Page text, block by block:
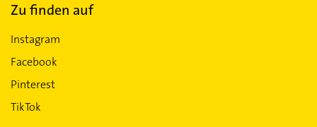
Zu finden auf
Instagram
Facebook
Pinterest
TikTok